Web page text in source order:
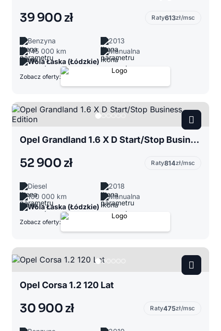
39 900 zł Raty613zł/msc
Benzyna
2013
145 000 km
Manualna
Wola Łaska (Łódzkie)
Zobacz oferty:
Opel Grandland 1.6 X D Start/Stop Business Edition
52 900 zł Raty814zł/msc
Diesel
2018
100 000 km
Manualna
Wola Łaska (Łódzkie)
Zobacz oferty:
Opel Corsa 1.2 120 Lat
30 900 zł Raty475zł/msc